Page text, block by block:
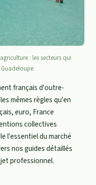
: les secteurs qui
français d'outre-
mêmes règles qu'en
euro, France
collectives
l'essentiel du marché
nos guides détaillés
professionnel.